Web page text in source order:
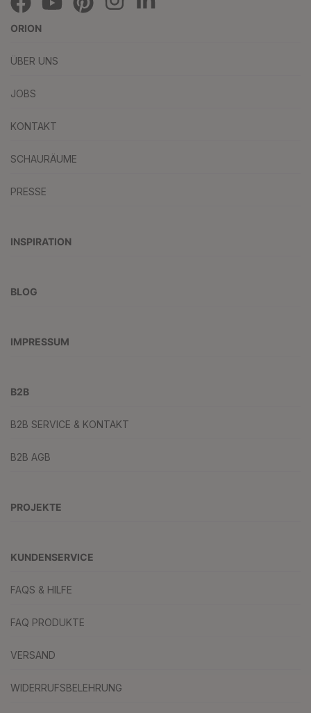
ORION
ÜBER UNS
JOBS
KONTAKT
SCHAURÄUME
PRESSE
INSPIRATION
BLOG
IMPRESSUM
B2B
B2B SERVICE & KONTAKT
B2B AGB
PROJEKTE
KUNDENSERVICE
FAQS & HILFE
FAQ PRODUKTE
VERSAND
WIDERRUFSBELEHRUNG